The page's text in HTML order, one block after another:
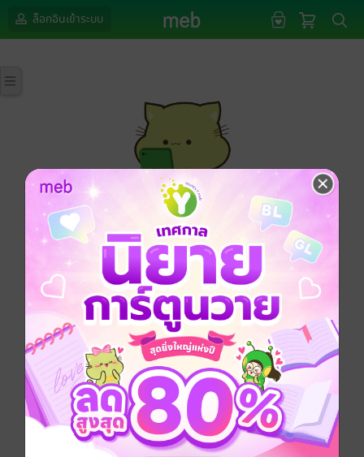
ล็อกอินเข้าระบบ
กรุณาเข้าสู่ระบบก่อนดำเนินรายการด้วยค่ะ
ล็อกอินเข้าระบบ